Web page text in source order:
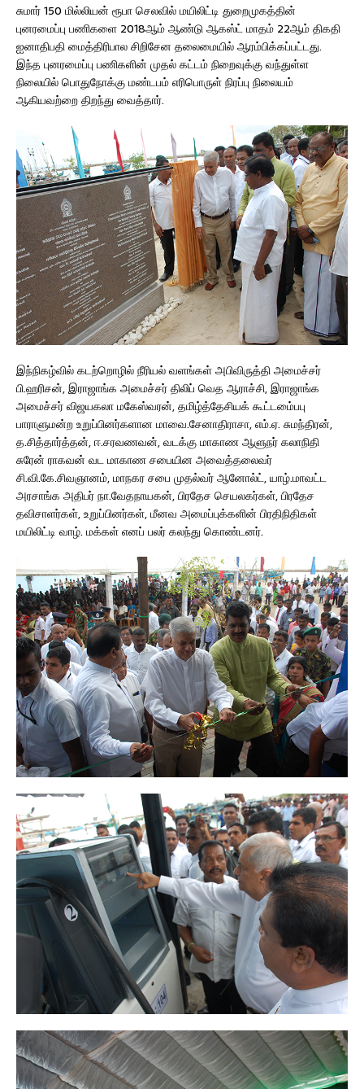
சுமார் 150 மில்லியன் ரூபா செலவில் மயிலிட்டி துறைமுகத்தின்
புனரமைப்பு பணிகளை 2018ஆம் ஆண்டு ஆகஸ்ட் மாதம் 22ஆம் திகதி
ஐனாதிபதி மைத்திரிபால சிறிசேன தலைமையில் ஆரம்பிக்கப்பட்டது.
இந்த புனரமைப்பு பணிகளின் முதல் கட்டம் நிறைவுக்கு வந்துள்ள
நிலையில் பொதுநோக்கு மண்டபம் எரிபொருள் நிரப்பு நிலையம்
ஆகியவற்றை திறந்து வைத்தார்.
இந்நிகழ்வில் கடற்றொழில் நீரியல் வளங்கள் அபிவிருத்தி அமைச்சர்
பி.ஹரிசன், இராஜாங்க அமைச்சர் திலிப் வெத ஆராச்சி, இராஜாங்க
அமைச்சர் விஜயகலா மகேஸ்வரன், தமிழ்த்தேசியக் கூட்டமை்பபு
பாராளுமன்ற உறுப்பினர்களான மாவை.சேனாதிராசா, எம்.ஏ. சுமந்திரன்,
த.சித்தார்த்தன், ஈ.சரவணவன், வடக்கு மாகாண ஆளுநர் கலாநிதி
சுரேன் ராகவன் வட மாகாண சபையின அவைத்தலைவர்
சி.வி.கே.சிவஞானம், மாநகர சபை முதல்வர் ஆனோல்ட், யாழ்.மாவட்ட
அரசாங்க அதிபர் நா.வேதநாயகன், பிரதேச செயலகர்கள், பிரதேச
தவிசாளர்கள், உறுப்பினர்கள், மீனவ அமைப்புக்களின் பிரதிநிதிகள்
மயிலிட்டி வாழ். மக்கள் எனப் பலர் கலந்து கொண்டனர்.